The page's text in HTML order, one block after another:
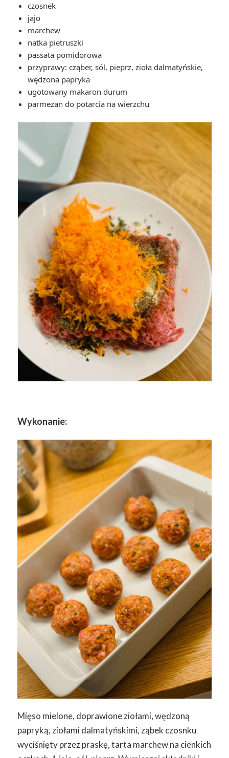
czosnek
jajo
marchew
natka pietruszki
passata pomidorowa
przyprawy: cząber, sól, pieprz, zioła dalmatyńskie,
wędzona papryka
ugotowany makaron durum
parmezan do potarcia na wierzchu
Wykonanie:
Mięso mielone, doprawione ziołami, wędzoną
papryką, ziołami dalmatyńskimi, ząbek czosnku
wyciśnięty przez praskę, tarta marchew na cienkich